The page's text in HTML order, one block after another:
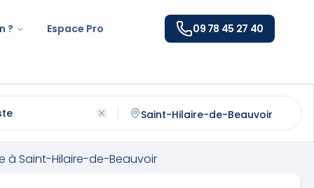
? Espace Pro 09 78 45 27 40
un
paysagiste qualifié àSaint-Hilaire-de-Beauvoir
à Saint-Hilaire-de-Beauvoir